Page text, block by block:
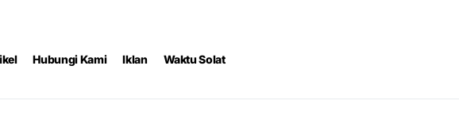
Hubungi Kami Iklan Waktu Solat